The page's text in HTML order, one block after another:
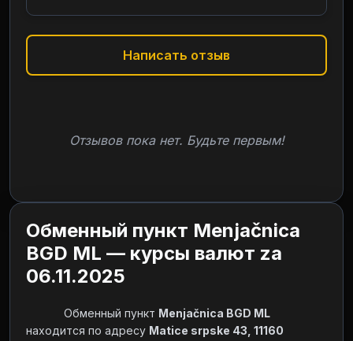
Написать отзыв
Отзывов пока нет. Будьте первым!
Обменный пункт Menjačnica
BGD ML — курсы валют za
06.11.2025
            Обменный пункт
Menjačnica BGD ML
находится по адресу Matice srpske 43, 11160